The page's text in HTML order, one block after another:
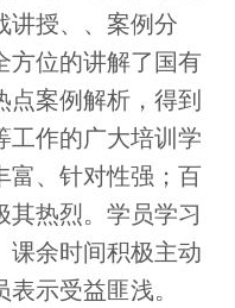
讲授、、案例分
方位的讲解了国有
案例解析，得到
工作的广大培训学
富、针对性强；百
其热烈。学员学习
课余时间积极主动
示受益匪浅。